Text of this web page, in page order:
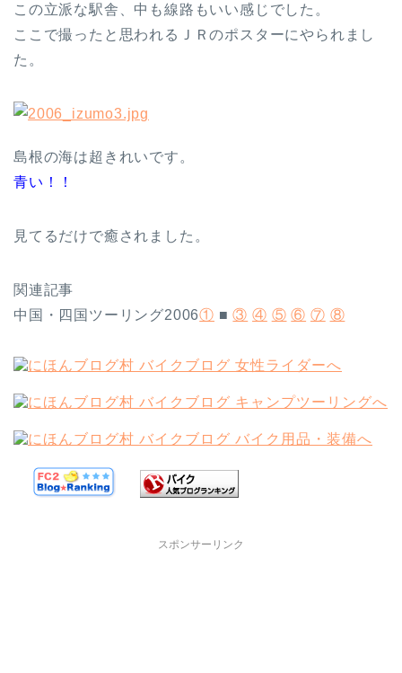
この立派な駅舎、中も線路もいい感じでした。
ここで撮ったと思われるＪＲのポスターにやられまし
た。
島根の海は超きれいです。
青い！！
見てるだけで癒されました。
関連記事
中国・四国ツーリング2006① ■③ ④ ⑤ ⑥ ⑦ ⑧
スポンサーリンク